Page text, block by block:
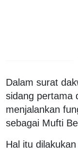
Dalam surat
sidang pertama
menjalankan
sebagai Mufti
Hal itu